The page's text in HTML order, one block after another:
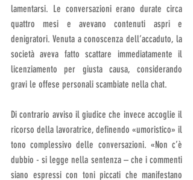
lamentarsi. Le conversazioni erano durate circa
quattro mesi e avevano contenuti aspri e
denigratori. Venuta a conoscenza dell’accaduto, la
società aveva fatto scattare immediatamente il
licenziamento per giusta causa, considerando
gravi le offese personali scambiate nella chat.
Di contrario avviso il giudice che invece accoglie il
ricorso della lavoratrice, definendo «umoristico» il
tono complessivo delle conversazioni. «Non c’è
dubbio - si legge nella sentenza – che i commenti
siano espressi con toni piccati che manifestano